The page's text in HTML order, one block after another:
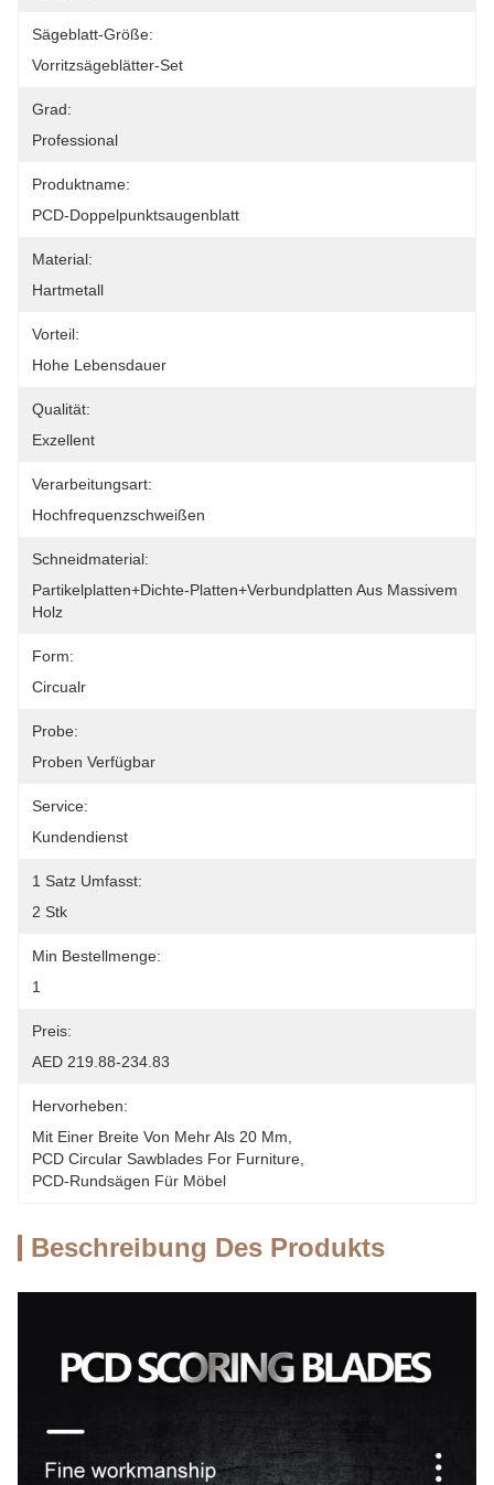
Sägeblatt-Größe:
Vorritzsägeblätter-Set
Grad:
Professional
Produktname:
PCD-Doppelpunktsaugenblatt
Material:
Hartmetall
Vorteil:
Hohe Lebensdauer
Qualität:
Exzellent
Verarbeitungsart:
Hochfrequenzschweißen
Schneidmaterial:
Partikelplatten+Dichte-Platten+Verbundplatten Aus Massivem
Holz
Form:
Circualr
Probe:
Proben Verfügbar
Service:
Kundendienst
1 Satz Umfasst:
2 Stk
Min Bestellmenge:
1
Preis:
AED 219.88-234.83
Hervorheben:
Mit Einer Breite Von Mehr Als 20 Mm
PCD Circular Sawblades For Furniture
PCD-Rundsägen Für Möbel
Beschreibung Des Produkts